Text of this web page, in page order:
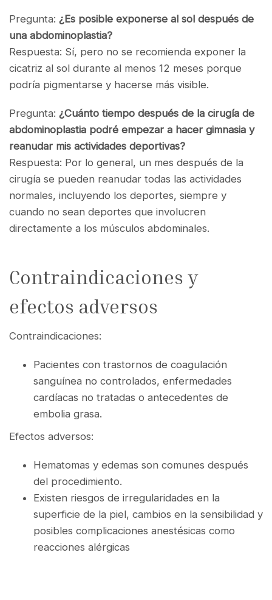
Pregunta: ¿Es posible exponerse al sol después de
una abdominoplastia?
Respuesta: Sí, pero no se recomienda exponer la
cicatriz al sol durante al menos 12 meses porque
podría pigmentarse y hacerse más visible.
Pregunta: ¿Cuánto tiempo después de la cirugía de
abdominoplastia podré empezar a hacer gimnasia y
reanudar mis actividades deportivas?
Respuesta: Por lo general, un mes después de la
cirugía se pueden reanudar todas las actividades
normales, incluyendo los deportes, siempre y
cuando no sean deportes que involucren
directamente a los músculos abdominales.
Contraindicaciones y
efectos adversos
Contraindicaciones:
Pacientes con trastornos de coagulación
sanguínea no controlados, enfermedades
cardíacas no tratadas o antecedentes de
embolia grasa.
Efectos adversos:
Hematomas y edemas son comunes después
del procedimiento.
Existen riesgos de irregularidades en la
superficie de la piel, cambios en la sensibilidad y
posibles complicaciones anestésicas como
reacciones alérgicas